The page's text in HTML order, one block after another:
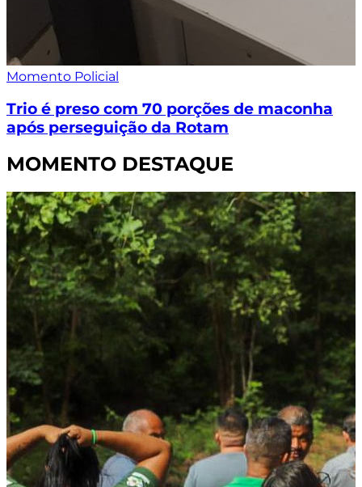
Momento Policial
Trio é preso com 70 porções de maconha
após perseguição da Rotam
MOMENTO DESTAQUE